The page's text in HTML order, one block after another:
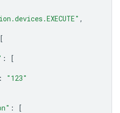
,
[
:
[
:
"123"
:
[